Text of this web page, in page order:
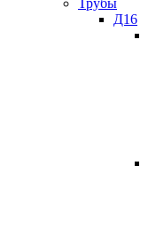
Трубы
Д16